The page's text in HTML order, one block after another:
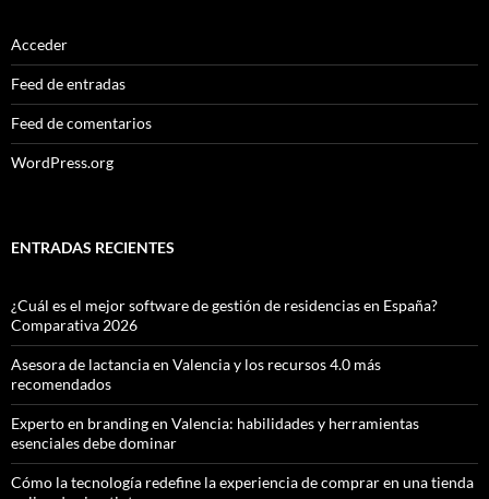
Acceder
Feed de entradas
Feed de comentarios
WordPress.org
ENTRADAS RECIENTES
¿Cuál es el mejor software de gestión de residencias en España?
Comparativa 2026
Asesora de lactancia en Valencia y los recursos 4.0 más
recomendados
Experto en branding en Valencia: habilidades y herramientas
esenciales debe dominar
Cómo la tecnología redefine la experiencia de comprar en una tienda